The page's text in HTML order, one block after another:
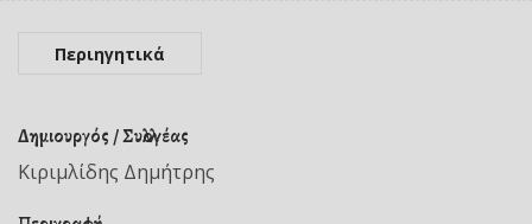
Περιηγητικά
Δημιουργός / Συλλογέας
Κιριμλίδης Δημήτρης